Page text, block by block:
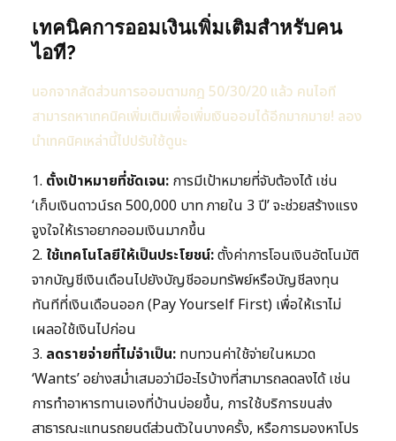
เทคนิคการออมเงินเพิ่มเติมสำหรับคน
ไอที?
นอกจากสัดส่วนการออมตามกฎ 50/30/20 แล้ว คนไอที
สามารถหาเทคนิคเพิ่มเติมเพื่อเพิ่มเงินออมได้อีกมากมาย! ลอง
นำเทคนิคเหล่านี้ไปปรับใช้ดูนะ
1. ตั้งเป้าหมายที่ชัดเจน: การมีเป้าหมายที่จับต้องได้ เช่น
‘เก็บเงินดาวน์รถ 500,000 บาท ภายใน 3 ปี’ จะช่วยสร้างแรง
จูงใจให้เราอยากออมเงินมากขึ้น
2. ใช้เทคโนโลยีให้เป็นประโยชน์:ตั้งค่าการโอนเงินอัตโนมัติ
จากบัญชีเงินเดือนไปยังบัญชีออมทรัพย์หรือบัญชีลงทุน
ทันทีที่เงินเดือนออก (Pay Yourself First) เพื่อให้เราไม่
เผลอใช้เงินไปก่อน
3. ลดรายจ่ายที่ไม่จำเป็น: ทบทวนค่าใช้จ่ายในหมวด
‘Wants’ อย่างสม่ำเสมอว่ามีอะไรบ้างที่สามารถลดลงได้ เช่น
การทำอาหารทานเองที่บ้านบ่อยขึ้น, การใช้บริการขนส่ง
สาธารณะแทนรถยนต์ส่วนตัวในบางครั้ง, หรือการมองหาโปร